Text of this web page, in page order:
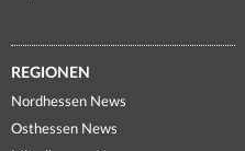
REGIONEN
Nordhessen News
Osthessen News